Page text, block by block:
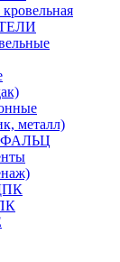
металл)
ФАЛЬЦ